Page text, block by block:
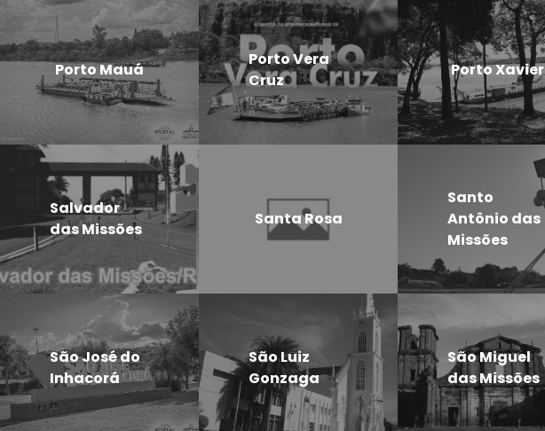
Porto Mauá
Porto Vera
Cruz
Porto Xavier
Salvador
das Missões
Santa Rosa
Santo
Antônio das
Missões
São José do
Inhacorá
São Luiz
Gonzaga
São Miguel
das Missões